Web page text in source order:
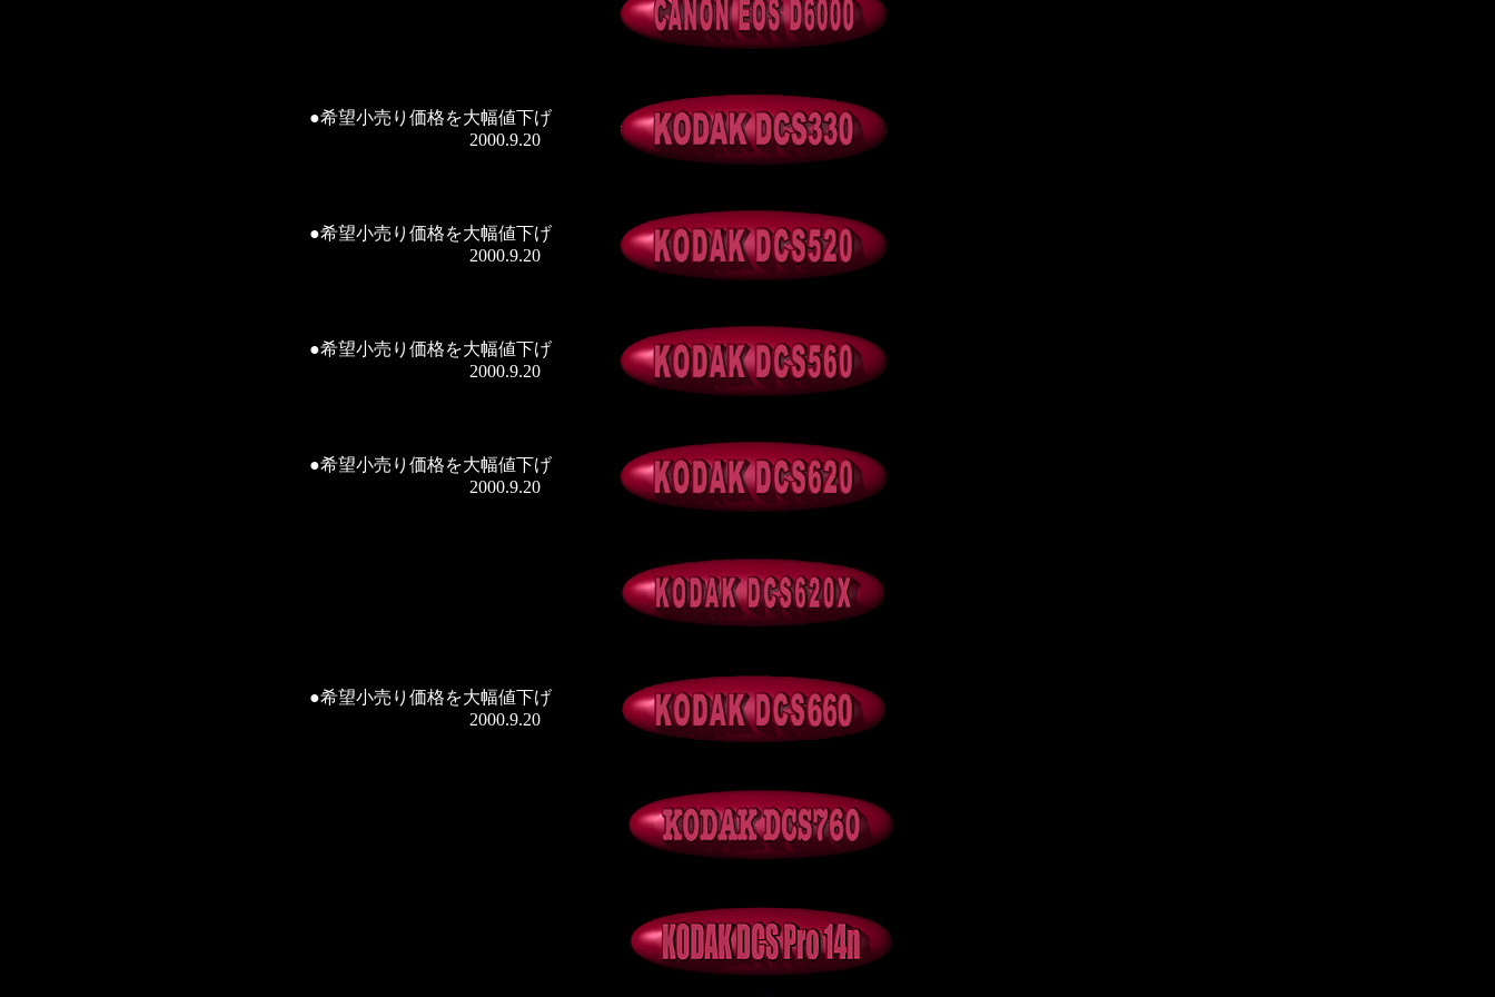
●希望小売り価格を大幅値下げ
2000.9.20
●希望小売り価格を大幅値下げ
2000.9.20
●希望小売り価格を大幅値下げ
2000.9.20
●希望小売り価格を大幅値下げ
2000.9.20
●希望小売り価格を大幅値下げ
2000.9.20